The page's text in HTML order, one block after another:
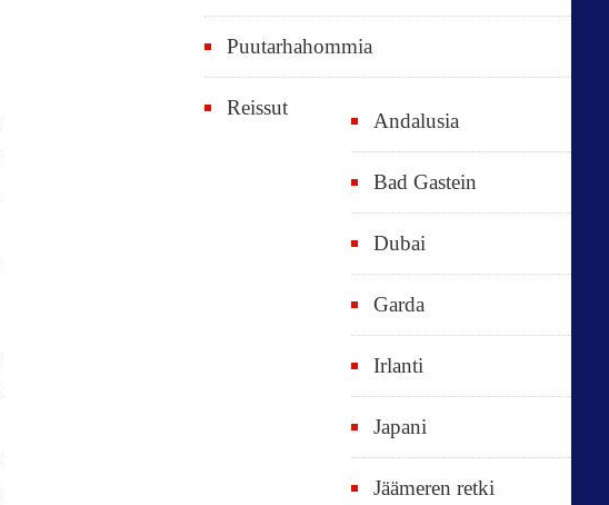
Puutarhahommia
Reissut
Andalusia
Bad Gastein
Dubai
Garda
Irlanti
Japani
Jäämeren retki